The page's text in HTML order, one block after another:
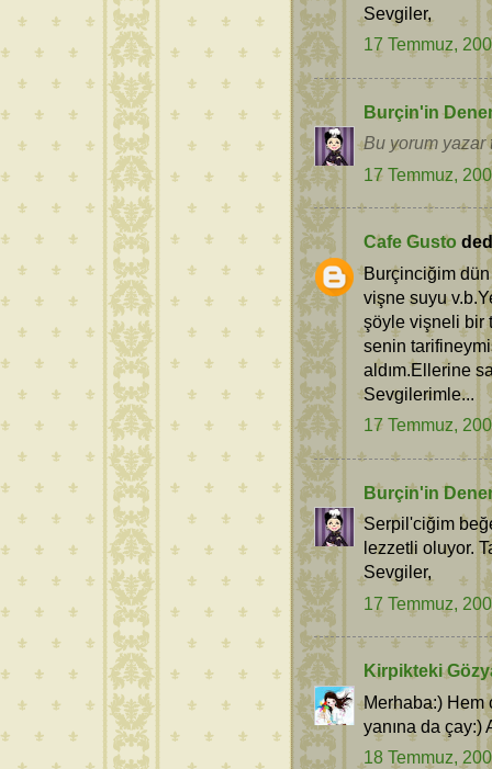
Sevgiler,
17 Temmuz,
Burçin'in
Bu yorum yazar
17 Temmuz,
Cafe Gusto
Burçinciğim
vişne suyu
şöyle vişneli bir
senin
aldım.Ellerine
Sevgilerimle...
17 Temmuz,
Burçin'in
Serpil'ciğim
lezzetli oluyor.
Sevgiler,
17 Temmuz,
Kirpikteki
Merhaba:) Hem
yanına da çay:)
18 Temmuz,